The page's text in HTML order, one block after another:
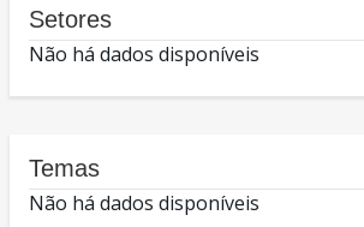
Setores
Não há dados disponíveis
Temas
Não há dados disponíveis